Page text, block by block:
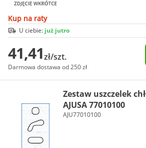
Kup na raty
U ciebie: już jutro
41,41zł/szt.
Darmowa dostawa od 250 zł
Zestaw uszczelek
AJUSA 77010100
AJU77010100